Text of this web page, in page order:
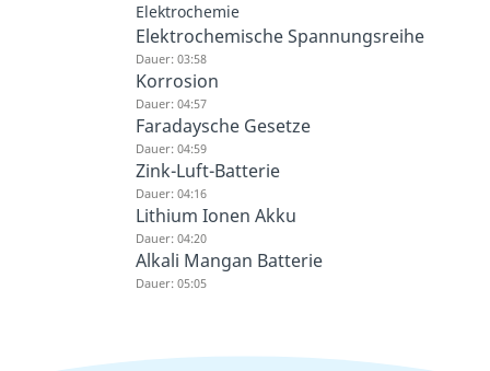
Elektrochemie
Elektrochemische Spannungsreihe
Dauer: 03:58
Korrosion
Dauer: 04:57
Faradaysche Gesetze
Dauer: 04:59
Zink-Luft-Batterie
Dauer: 04:16
Lithium Ionen Akku
Dauer: 04:20
Alkali Mangan Batterie
Dauer: 05:05